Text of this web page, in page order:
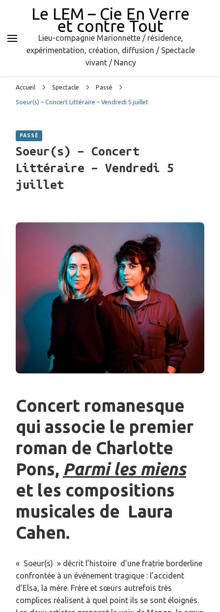
Le LEM – Cie En Verre
et contre Tout
Lieu-compagnie Marionnette / résidence,
expérimentation, création, diffusion / Spectacle
vivant / Nancy
Accueil Spectacle Passé
Soeur(s) – Concert Littéraire – Vendredi 5 juillet
PASSÉ
Soeur(s) – Concert
Littéraire – Vendredi 5
juillet
Concert romanesque
qui associe le premier
roman de Charlotte
Pons, Parmi les miens
et les compositions
musicales de Laura
Cahen.
« Soeur(s) » décrit l’histoire d’une fratrie borderline
confrontée à un événement tragique : l’accident
d’Elsa, la mère. Frère et sœurs autrefois très
complices réalisent à quel point ils se sont éloignés.